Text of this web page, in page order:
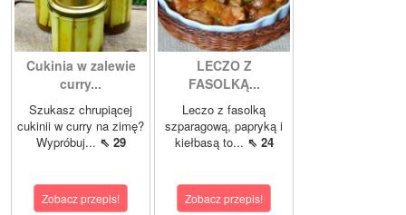
Cukinia w zalewie
curry...
Szukasz chrupiącej
cukinii w curry na zimę?
Wypróbuj... ⇖ 29
Zobacz przepis!
LECZO Z
FASOLKĄ...
Leczo z fasolką
szparagową, papryką i
kiełbasą to... ⇖ 24
Zobacz przepis!